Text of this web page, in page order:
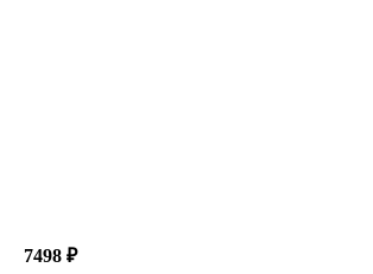
7498 ₽